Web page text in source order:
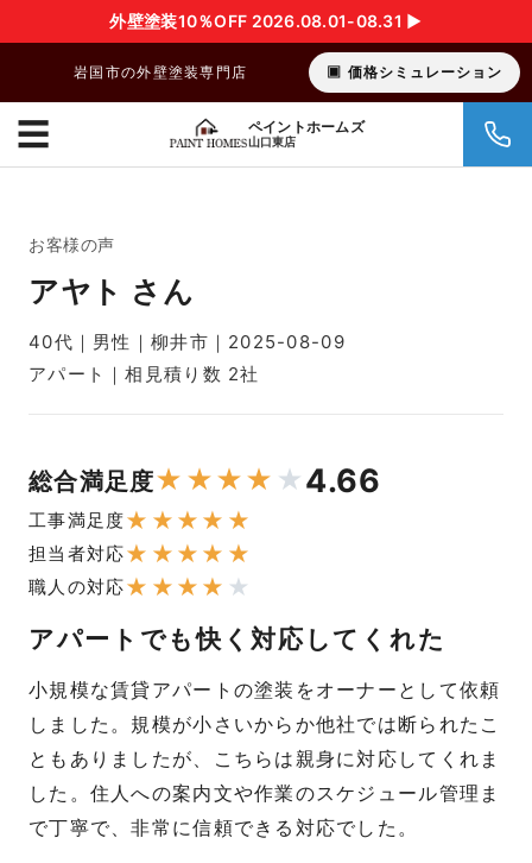
外壁塗装10％OFF 2026.08.01-08.31 ▶︎
岩国市の外壁塗装専門店 価格シミュレーション
ペイントホームズ
山口東店
☰
お客様の声
アヤト さん
40代｜男性｜柳井市｜2025-08-09
アパート｜相見積り数 2社
総合満足度★ ★★★ ★ 4.66
工事満足度★ ★ ★ ★ ★
担当者対応★ ★ ★ ★ ★
職人の対応★ ★ ★ ★ ★
アパートでも快く対応してくれた
小規模な賃貸アパートの塗装をオーナーとして依頼
しました。規模が小さいからか他社では断られたこ
ともありましたが、こちらは親身に対応してくれま
した。住人への案内文や作業のスケジュール管理ま
で丁寧で、非常に信頼できる対応でした。